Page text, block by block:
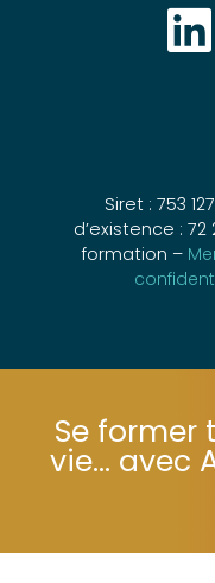
Siret : 753
d’existence : 72
formation –
Se former
vie... avec